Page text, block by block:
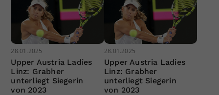
28.01.2025
Upper Austria Ladies
Linz: Grabher
unterliegt Siegerin
von 2023
28.01.2025
Upper Austria Ladies
Linz: Grabher
unterliegt Siegerin
von 2023